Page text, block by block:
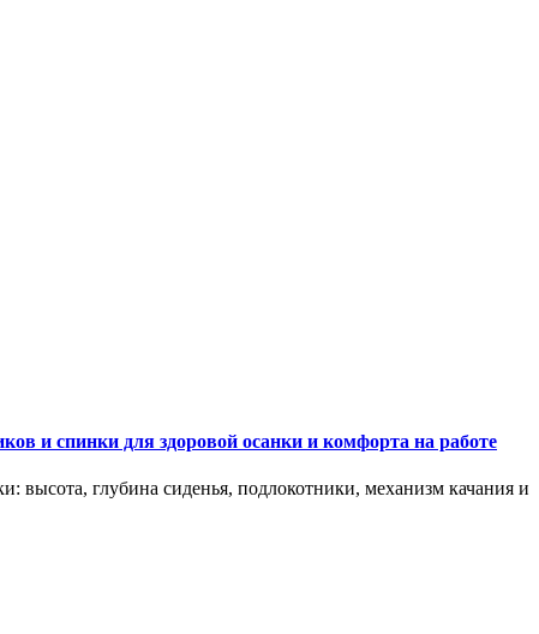
и спинки для здоровой осанки и комфорта на работе
высота, глубина сиденья, подлокотники, механизм качания и